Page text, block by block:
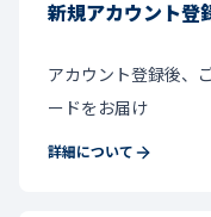
新規アカウント登
アカウント登録後、
ードをお届け
詳細について